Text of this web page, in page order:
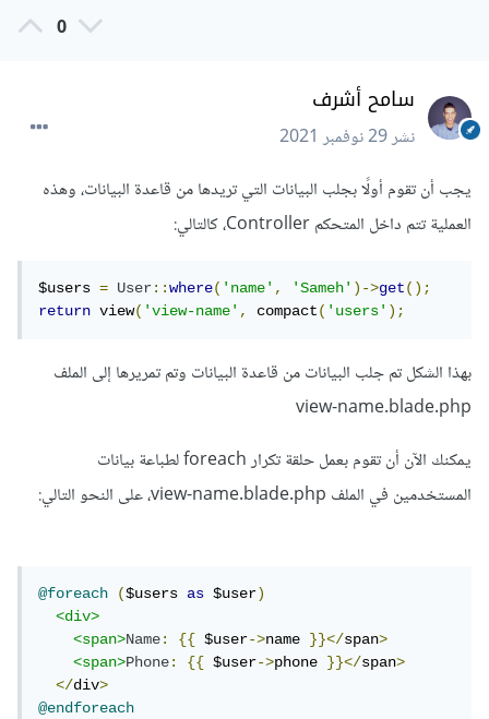
0
سامح أشرف
نشر29 نوفمبر 2021
يجب أن تقوم أولًا بجلب البيانات التي تريدها من قاعدة البيانات، وهذه
العملية تتم داخل المتحكم Controller، كالتالي:
$users = User::where('name', 'Sameh')->get();
return view('view-name', compact('users');
بهذا الشكل تم جلب البيانات من قاعدة البيانات وتم تمريرها إلى الملف
view-name.blade.php
يمكنك الآن أن تقوم بعمل حلقة تكرار foreach لطباعة بيانات
المستخدمين في الملف view-name.blade.php، على النحو التالي:
@foreach ($users as $user)
<div>
<span>Name: {{ $user->name }}</span>
<span>Phone: {{ $user->phone }}</span>
</div>
@endforeach